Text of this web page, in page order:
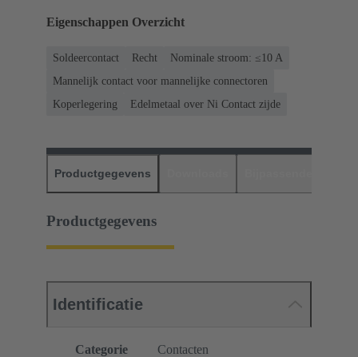
Eigenschappen Overzicht
Soldeercontact Recht
Nominale stroom: ≤10 A
Mannelijk contact voor mannelijke connectoren
Koperlegering
Edelmetaal over Ni Contact zijde
Productgegevens
Productgegevens
Identificatie
Categorie
Contacten